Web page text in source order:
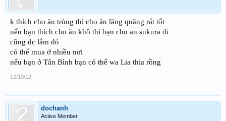
k thích cho ăn trùng thì cho ăn lăng quăng rất tốt
nếu bạn thích cho ăn khô thì bạn cho an sukura đi
cũng dc lắm đó
có thể mua ở nhiều nơi
nếu bạn ở Tân Bình bạn có thể wa Lia thia rồng
12/10/12
dochanh
Active Member